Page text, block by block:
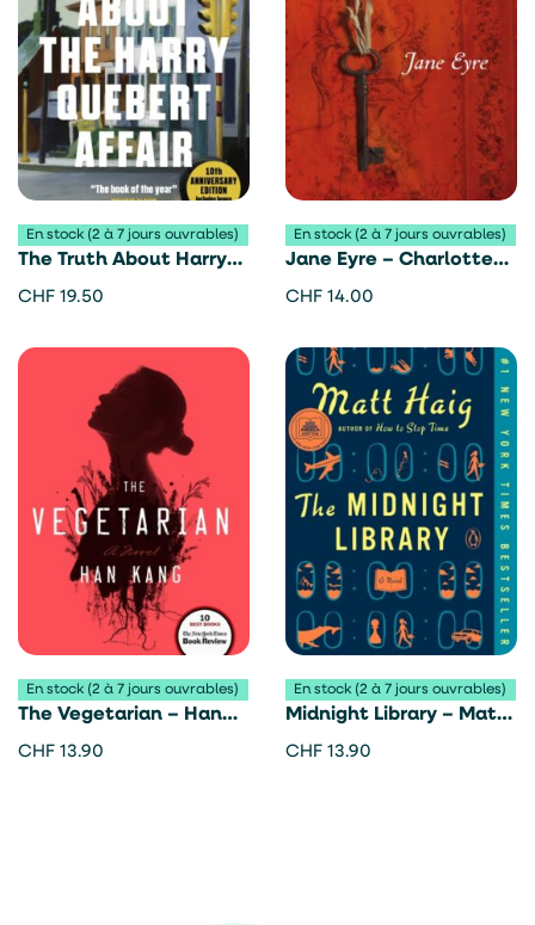
En stock (2 à 7 jours ouvrables)
The Truth About Harry
Quebert Affair – Joel
CHF 19.50
En stock (2 à 7 jours ouvrables)
Jane Eyre – Charlotte
Brontë
CHF 14.00
En stock (2 à 7 jours ouvrables)
The Vegetarian – Han
Kang
CHF 13.90
En stock (2 à 7 jours ouvrables)
Midnight Library – Matt
Haig
CHF 13.90